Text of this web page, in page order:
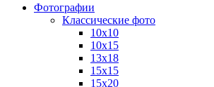
Фотографии
Классические фото
10х10
10х15
13х18
15х15
15х20